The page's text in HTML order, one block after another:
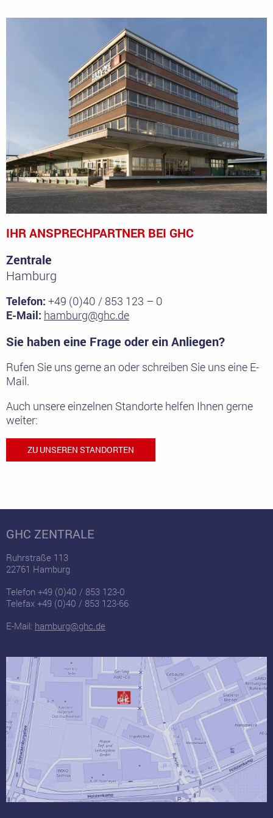
IHR ANSPRECHPARTNER BEI GHC
Zentrale
Hamburg
Telefon: +49 (0)40 / 853 123 – 0
E-Mail: hamburg@ghc.de
Sie haben eine Frage oder ein Anliegen?
Rufen Sie uns gerne an oder schreiben Sie uns eine E-
Mail.
Auch unsere einzelnen Standorte helfen Ihnen gerne
weiter:
ZU UNSEREN STANDORTEN
GHC ZENTRALE
Ruhrstraße 113
22761 Hamburg
Telefon +49 (0)40 / 853 123-0
Telefax +49 (0)40 / 853 123-66
E-Mail: hamburg@ghc.de